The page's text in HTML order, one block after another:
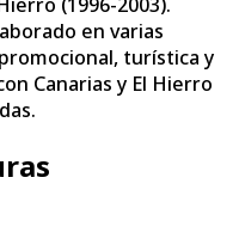
en varias
turística y
Canarias y El Hierro